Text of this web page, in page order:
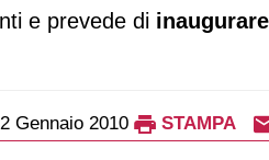
e prevede di
Gennaio 2010 STAMPA